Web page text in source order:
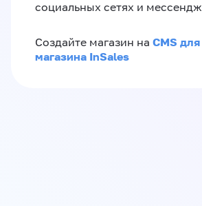
социальных сетях и
Создайте магазин на CMS
магазина InSales